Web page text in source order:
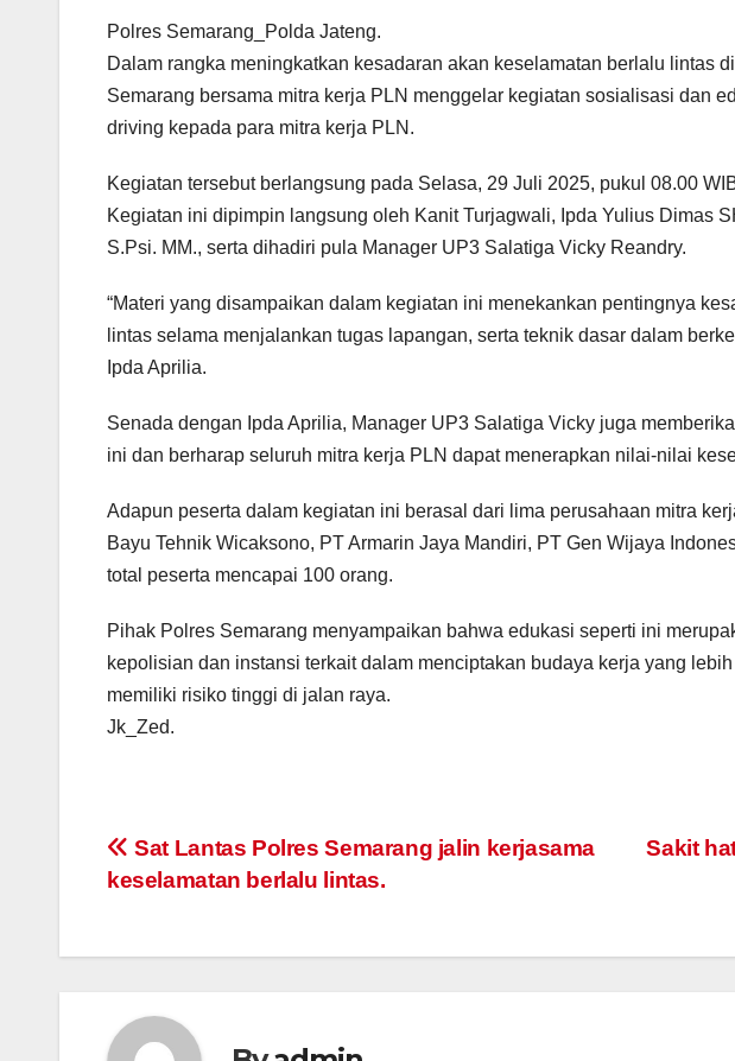
Polres Semarang_Polda Jateng.
Dalam rangka meningkatkan kesadaran akan keselamatan berlalu lintas
Semarang bersama mitra kerja PLN menggelar kegiatan sosialisasi dan
driving kepada para mitra kerja PLN.
Kegiatan tersebut berlangsung pada Selasa, 29 Juli 2025, pukul 08.00
Kegiatan ini dipimpin langsung oleh Kanit Turjagwali, Ipda Yulius Dimas
S.Psi. MM., serta dihadiri pula Manager UP3 Salatiga Vicky Reandry.
“Materi yang disampaikan dalam kegiatan ini menekankan pentingnya
lintas selama menjalankan tugas lapangan, serta teknik dasar dalam
Ipda Aprilia.
Senada dengan Ipda Aprilia, Manager UP3 Salatiga Vicky juga
ini dan berharap seluruh mitra kerja PLN dapat menerapkan nilai-nilai
Adapun peserta dalam kegiatan ini berasal dari lima perusahaan mitra
Bayu Tehnik Wicaksono, PT Armarin Jaya Mandiri, PT Gen Wijaya
total peserta mencapai 100 orang.
Pihak Polres Semarang menyampaikan bahwa edukasi seperti ini
kepolisian dan instansi terkait dalam menciptakan budaya kerja yang
memiliki risiko tinggi di jalan raya.
Jk_Zed.
Post
Sakit
Sat Lantas Polres Semarang jalin kerjasama
keselamatan berlalu lintas.